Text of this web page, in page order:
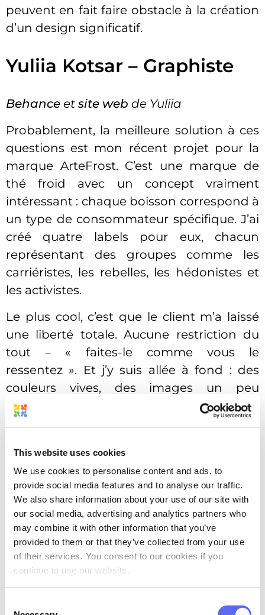
This website uses cookies
We use cookies to personalise content and ads, to
provide social media features and to analyse our traffic.
We also share information about your use of our site with
our social media, advertising and analytics partners who
may combine it with other information that you’ve
provided to them or that they’ve collected from your use
of their services. You consent to our cookies if you
continue to use our website.
peuvent en fait faire obstacle à la création
d’un design significatif.
Yuliia Kotsar – Graphiste
Behance et site web de Yuliia
Probablement, la meilleure solution à ces
questions est mon récent projet pour la
marque ArteFrost. C’est une marque de
thé froid avec un concept vraiment
intéressant : chaque boisson correspond à
un type de consommateur spécifique. J’ai
créé quatre labels pour eux, chacun
représentant des groupes comme les
carriéristes, les rebelles, les hédonistes et
les activistes.
Le plus cool, c’est que le client m’a laissé
une liberté totale. Aucune restriction du
tout – « faites-le comme vous le
ressentez ». Et j’y suis allée à fond : des
couleurs vives, des images un peu
décalées, chaque étiquette a son propre
caractère. La réaction a été très positive. Le
semblaient « prendre vie » et
transmettaient vraiment l’idée de la
marque. Les retours du public ont été
excellents – beaucoup de gens ont écrit
des choses comme « c’est totalement moi
». C’était un risque, mais il a payé.